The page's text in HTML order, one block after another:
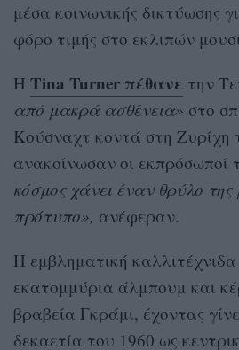
μέσα κοινωνικής δικτύωσης
φόρο τιμής στο εκλιπών
Η Tina Turner πέθανε την
από μακρά ασθένεια» στο
Κούσναχτ κοντά στη Ζυρίχη
ανακοίνωσαν οι εκπρόσωποί
κόσμος χάνει έναν θρύλο της
πρότυπο», ανέφεραν.
Η εμβληματική
εκατομμύρια άλμπουμ και
βραβεία Γκράμι, έχοντας
δεκαετία του 1960 ως